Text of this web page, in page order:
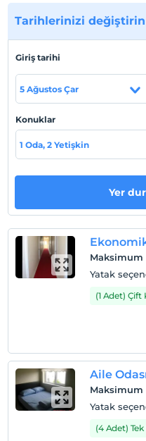
Otel koşulları
Check/in
En erken saat 12:00 ve
En geç saat 12:00 ve
Evcil Hayvan
Evcil hayvan kabul
Sigara
Odalarda sigara içilmez
Tarihlerinizi değiştirin
Giriş tarihi
5 Ağustos Çar
Konuklar
1 Oda, 2 Yetişkin
Yer
Maksimum
Yatak
(1 Adet) Çift
Aile
Maksimum
Yatak
(4 Adet)